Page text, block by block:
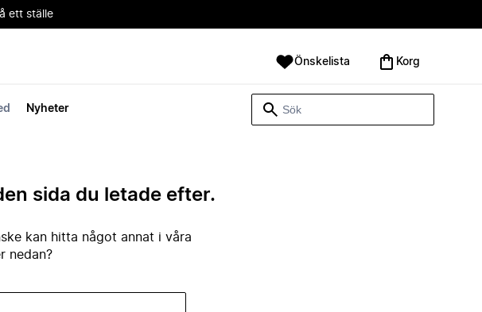
ett ställe
Nyheter
Önskelista Korg
sida du letade efter.
kan hitta något annat i våra
nedan?